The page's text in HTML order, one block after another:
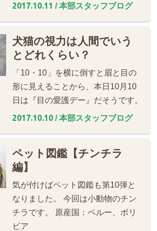
2017.10.11 / 本部スタッフブログ
犬猫の視力は人間でいう
とどれくらい？
「10・10」を横に倒すと眉と目の
形に見えることから、本日10月10
日は『目の愛護デー』だそうです。
2017.10.10 / 本部スタッフブログ
ペット図鑑【チンチラ
編】
気が付けばペット図鑑も第10弾と
なりました。 今回は小動物のチン
チラです。 原産国：ペルー、ボリ
ビア